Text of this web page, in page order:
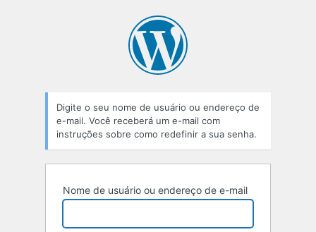
Digite o seu nome de usuário ou endereço de
e-mail. Você receberá um e-mail com
instruções sobre como redefinir a sua senha.
Nome de usuário ou endereço de e-mail